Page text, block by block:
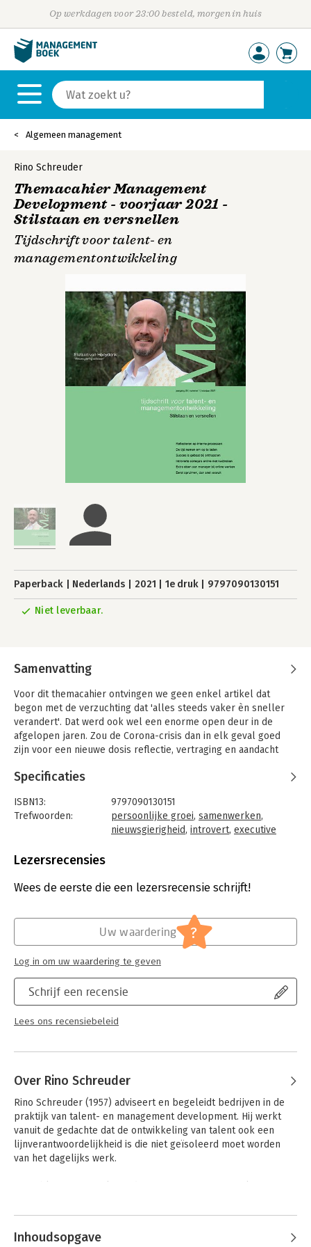
Op werkdagen voor 23:00 besteld, morgen in huis
Algemeen management
Rino Schreuder
Themacahier Management
Development - voorjaar 2021 -
Stilstaan en versnellen
Tijdschrift voor talent- en
managementontwikkeling
Paperback Nederlands 2021 1e druk 9797090130151
Niet leverbaar.
Samenvatting
Voor dit themacahier ontvingen we geen enkel artikel dat
begon met de verzuchting dat 'alles steeds vaker èn sneller
verandert'. Dat werd ook wel een enorme open deur in de
afgelopen jaren. Zou de Corona-crisis dan in elk geval goed
zijn voor een nieuwe dosis reflectie, vertraging en aandacht
dan op prestatie? Dat zou mooi zijn!
Want eenzijdige aandacht voor snelheid, efficiëntie en
productiviteit heeft een keerzijde: minder innovatie; minder
aandacht voor reflectie en de lange termijn; en tempo maken
Ook voor MD-professionals ligt hier een uitdaging: hoe
selecteren, begeleiden en ontwikkelen we (toekomstige)
managers die kunnen stilstaan om te versnellen?
vertragen èn gas geven?
In dit nummer verzamelen we een zestal bijdragen rond dit
thema.
Met medewerking van:
Rino Schreuder, Stefaan van Hooydonk,
Han van der Pool, Karolien Koolhof, Frieda Barendse, Jeroen
van Heel
Specificaties
ISBN13:
9797090130151
Trefwoorden:
persoonlijke groei, samenwerken,
nieuwsgierigheid, introvert, executive
Taal:
Aantal pagina's:
33
Verschijningsdatum:
1-3-2021
Hoofdrubriek:
Serie:
Themacahier Management Development
Lezersrecensies
Wees de eerste die een lezersrecensie schrijft!
Schrijf een recensie
Lees ons recensiebeleid
Uw waardering ?
Log in om uw waardering te geven
Over Rino Schreuder
Rino Schreuder (1957) adviseert en begeleidt bedrijven in de
praktijk van talent- en management development. Hij werkt
vanuit de gedachte dat de ontwikkeling van talent ook een
lijnverantwoordelijkheid is die niet geïsoleerd moet worden
van het dagelijks werk.
Talent Management, leiderschap, organisatieverandering,
Andere boeken door Rino
Schreuder
Inhoudsopgave